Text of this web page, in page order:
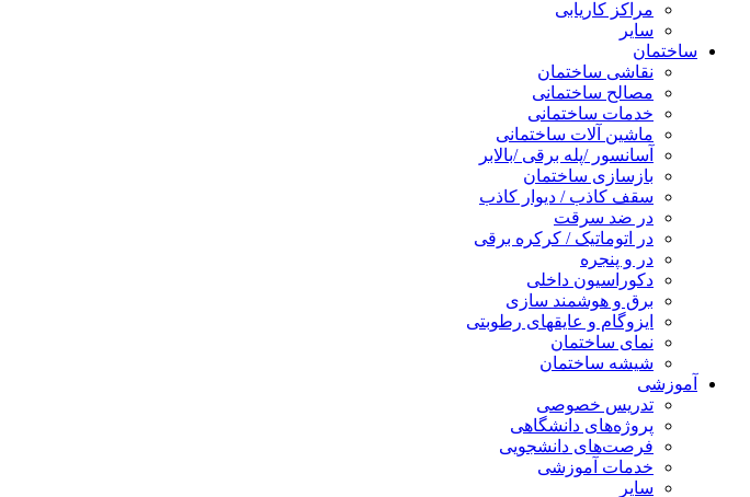
مراکز کاریابی
سایر
ساختمان
نقاشی ساختمان
مصالح ساختمانی
خدمات ساختمانی
ماشین آلات ساختمانی
آسانسور /پله برقی /بالابر
بازسازی ساختمان
سقف کاذب / دیوار کاذب
در ضد سرقت
در اتوماتیک / کرکره برقی
در و پنجره
دکوراسیون داخلی
برق و هوشمند سازی
ایزوگام و عایقهای رطوبتی
نمای ساختمان
شیشه ساختمان
آموزشی
تدریس خصوصی
پروژه‌های دانشگاهی
فرصت‌های دانشجویی
خدمات آموزشی
سایر